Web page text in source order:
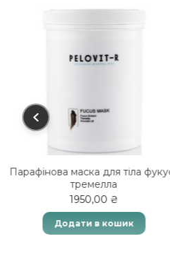
Парафінова маска для тіла
тремелла
1950,00 ₴
Додати в кошик